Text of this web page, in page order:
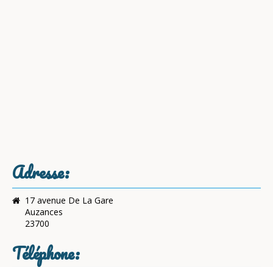
Adresse:
17 avenue De La Gare
Auzances
23700
Téléphone: